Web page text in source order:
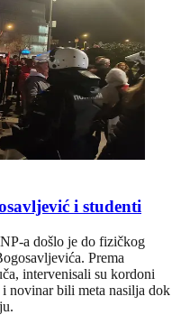
i studenti
a došlo je do fizičkog
Prema
intervenisali su kordoni
novinar bili meta nasilja dok